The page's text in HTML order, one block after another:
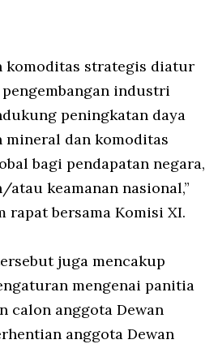
komoditas strategis diatur
industri
peningkatan daya
mineral dan komoditas
bagi pendapatan negara,
keamanan nasional,”
rapat bersama Komisi XI.
juga mencakup
mengenai panitia
calon anggota Dewan
anggota Dewan